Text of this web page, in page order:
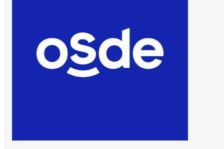
que intentaron evadir a
la Policía fueron
detenidos por
comercialización de
drogas en la tarde del
sábado